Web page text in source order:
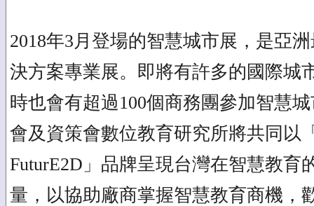
2018年3月登場的智慧城市展，是亞
決方案專業展。即將有許多的國際城
時也會有超過100個商務團參加智慧
會及資策會數位教育研究所將共同以
FuturE2D」品牌呈現台灣在智慧教育
量，以協助廠商掌握智慧教育商機，